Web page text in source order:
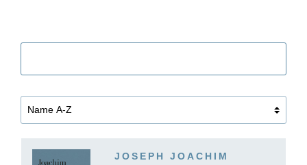
JOSEPH JOACHIM